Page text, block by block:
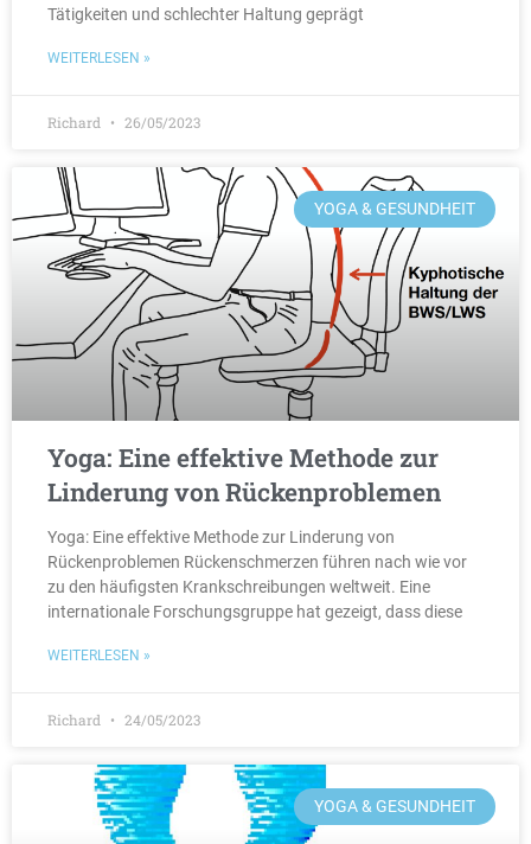
Tätigkeiten und schlechter Haltung geprägt
WEITERLESEN »
Richard 26/05/2023
YOGA & GESUNDHEIT
Yoga: Eine effektive Methode zur
Linderung von Rückenproblemen
Yoga: Eine effektive Methode zur Linderung von
Rückenproblemen Rückenschmerzen führen nach wie vor
zu den häufigsten Krankschreibungen weltweit. Eine
internationale Forschungsgruppe hat gezeigt, dass diese
WEITERLESEN »
Richard 24/05/2023
YOGA & GESUNDHEIT